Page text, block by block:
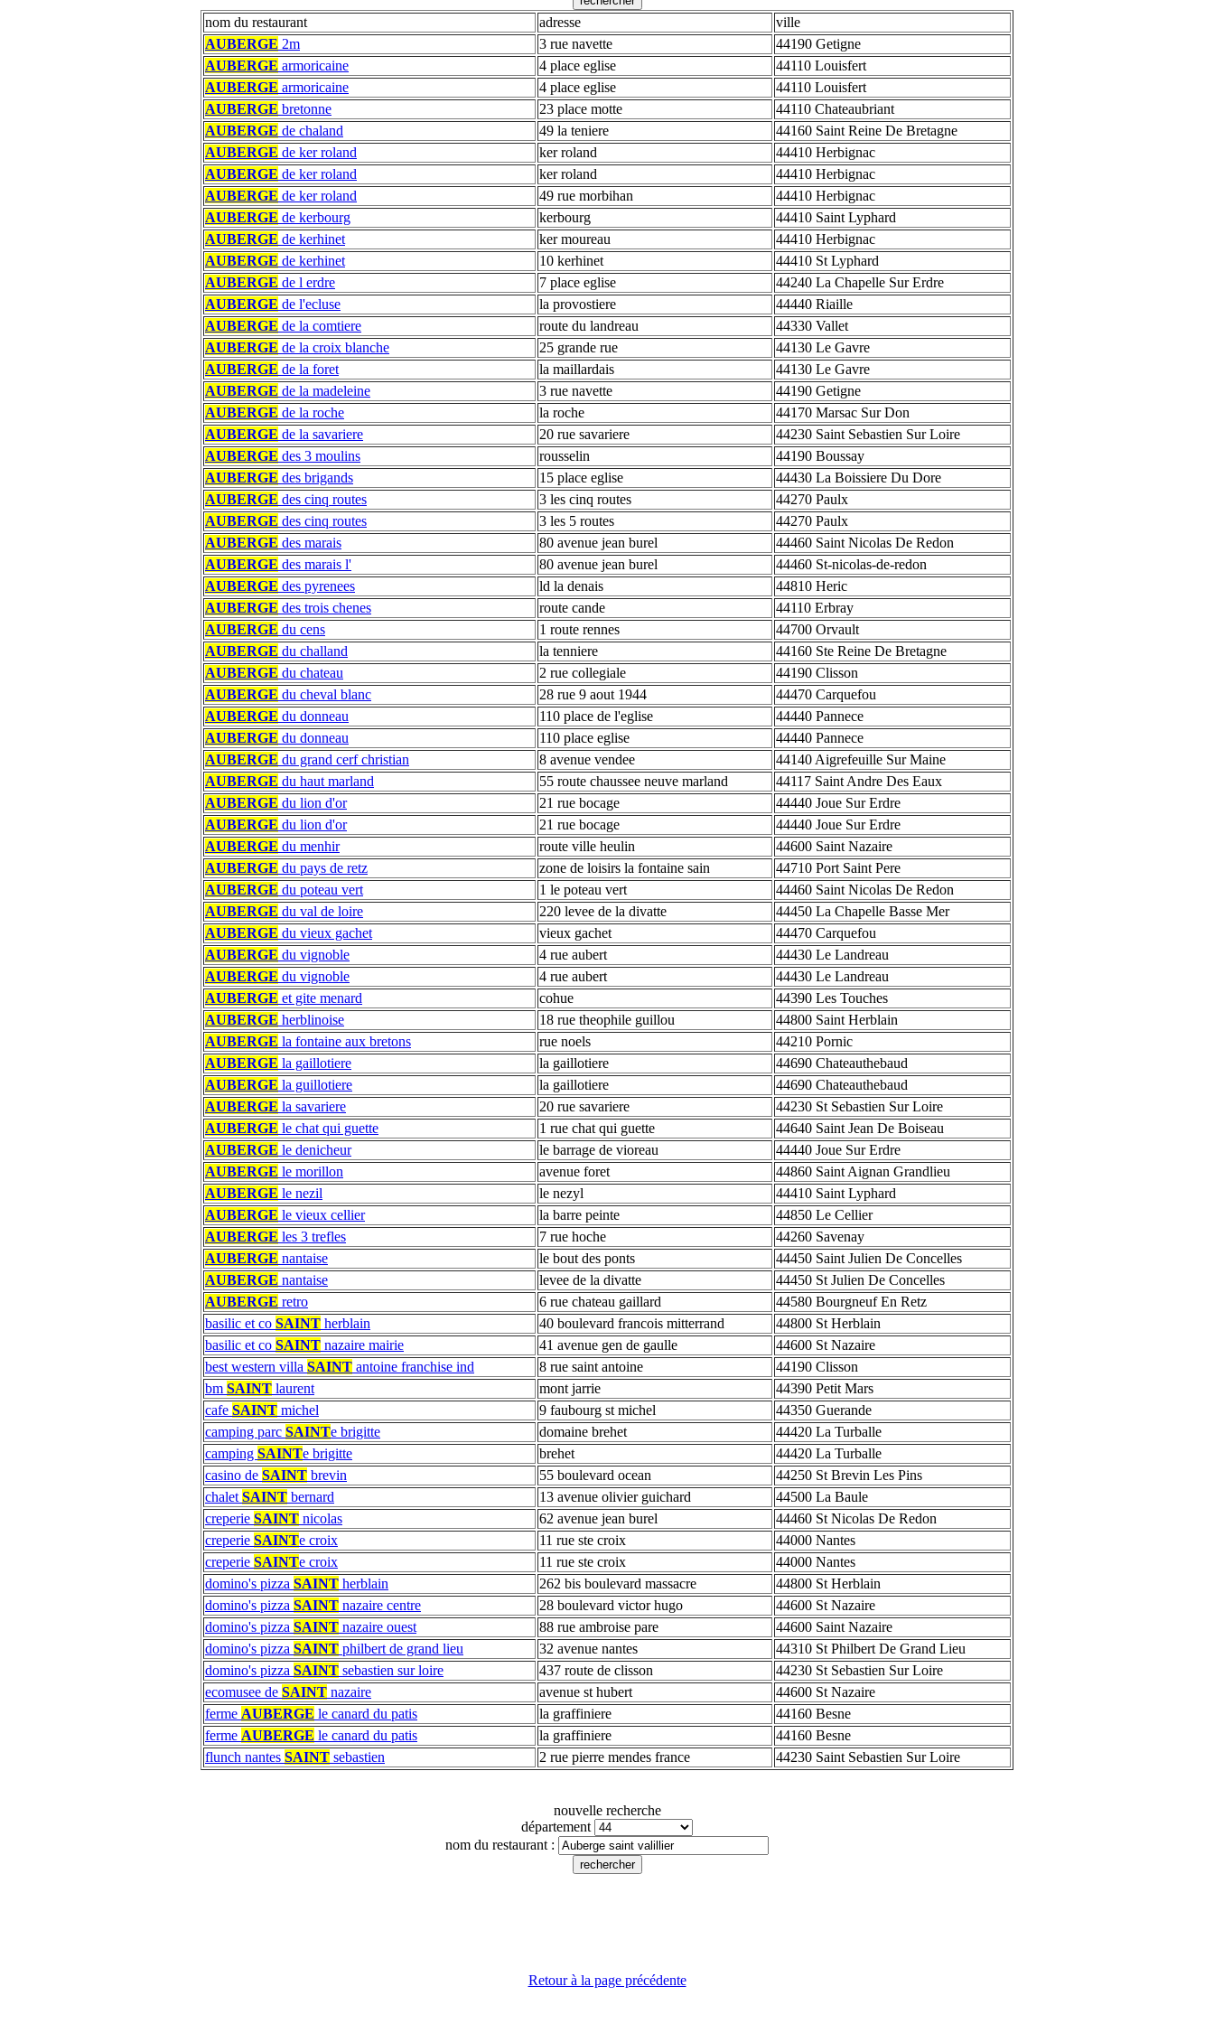
nom du restaurant adresse
ville
AUBERGE 2m 3 rue navette
44190 Getigne
AUBERGE armoricaine 4 place eglise
44110 Louisfert
AUBERGE armoricaine 4 place eglise
44110 Louisfert
AUBERGE bretonne 23 place motte
44110 Chateaubriant
AUBERGE de chaland 49 la teniere
44160 Saint Reine De Bretagne
AUBERGE de ker roland ker roland
44410 Herbignac
AUBERGE de ker roland ker roland
44410 Herbignac
AUBERGE de ker roland 49 rue morbihan
44410 Herbignac
AUBERGE de kerbourg kerbourg
44410 Saint Lyphard
AUBERGE de kerhinet ker moureau
44410 Herbignac
AUBERGE de kerhinet 10 kerhinet
44410 St Lyphard
AUBERGE de l erdre 7 place eglise
44240 La Chapelle Sur Erdre
AUBERGE de l'ecluse la provostiere
44440 Riaille
AUBERGE de la comtiere route du landreau
44330 Vallet
AUBERGE de la croix blanche 25 grande rue
44130 Le Gavre
AUBERGE de la foret la maillardais
44130 Le Gavre
AUBERGE de la madeleine 3 rue navette
44190 Getigne
AUBERGE de la roche la roche
44170 Marsac Sur Don
AUBERGE de la savariere 20 rue savariere
44230 Saint Sebastien Sur Loire
AUBERGE des 3 moulins rousselin
44190 Boussay
AUBERGE des brigands 15 place eglise
44430 La Boissiere Du Dore
AUBERGE des cinq routes 3 les cinq routes
44270 Paulx
AUBERGE des cinq routes 3 les 5 routes
44270 Paulx
AUBERGE des marais 80 avenue jean burel
44460 Saint Nicolas De Redon
AUBERGE des marais l' 80 avenue jean burel
44460 St-nicolas-de-redon
AUBERGE des pyrenees ld la denais
44810 Heric
AUBERGE des trois chenes route cande
44110 Erbray
AUBERGE du cens 1 route rennes
44700 Orvault
AUBERGE du challand la tenniere
44160 Ste Reine De Bretagne
AUBERGE du chateau 2 rue collegiale
44190 Clisson
AUBERGE du cheval blanc 28 rue 9 aout 1944
44470 Carquefou
AUBERGE du donneau 110 place de l'eglise
44440 Pannece
AUBERGE du donneau 110 place eglise
44440 Pannece
AUBERGE du grand cerf christian 8 avenue vendee
44140 Aigrefeuille Sur Maine
AUBERGE du haut marland 55 route chaussee neuve marland
44117 Saint Andre Des Eaux
AUBERGE du lion d'or 21 rue bocage
44440 Joue Sur Erdre
AUBERGE du lion d'or 21 rue bocage
44440 Joue Sur Erdre
AUBERGE du menhir route ville heulin
44600 Saint Nazaire
AUBERGE du pays de retz zone de loisirs la fontaine sain
44710 Port Saint Pere
AUBERGE du poteau vert 1 le poteau vert
44460 Saint Nicolas De Redon
AUBERGE du val de loire 220 levee de la divatte
44450 La Chapelle Basse Mer
AUBERGE du vieux gachet vieux gachet
44470 Carquefou
AUBERGE du vignoble 4 rue aubert
44430 Le Landreau
AUBERGE du vignoble 4 rue aubert
44430 Le Landreau
AUBERGE et gite menard cohue
44390 Les Touches
AUBERGE herblinoise 18 rue theophile guillou
44800 Saint Herblain
AUBERGE la fontaine aux bretons rue noels
44210 Pornic
AUBERGE la gaillotiere la gaillotiere
44690 Chateauthebaud
AUBERGE la guillotiere la gaillotiere
44690 Chateauthebaud
AUBERGE la savariere 20 rue savariere
44230 St Sebastien Sur Loire
AUBERGE le chat qui guette 1 rue chat qui guette
44640 Saint Jean De Boiseau
AUBERGE le denicheur le barrage de vioreau
44440 Joue Sur Erdre
AUBERGE le morillon avenue foret
44860 Saint Aignan Grandlieu
AUBERGE le nezil le nezyl
44410 Saint Lyphard
AUBERGE le vieux cellier la barre peinte
44850 Le Cellier
AUBERGE les 3 trefles 7 rue hoche
44260 Savenay
AUBERGE nantaise le bout des ponts
44450 Saint Julien De Concelles
AUBERGE nantaise levee de la divatte
44450 St Julien De Concelles
AUBERGE retro 6 rue chateau gaillard
44580 Bourgneuf En Retz
basilic et co SAINT herblain 40 boulevard francois mitterrand
44800 St Herblain
basilic et co SAINT nazaire mairie 41 avenue gen de gaulle
44600 St Nazaire
best western villa SAINT antoine franchise ind 8 rue saint antoine
44190 Clisson
bm SAINT laurent mont jarrie
44390 Petit Mars
cafe SAINT michel 9 faubourg st michel
44350 Guerande
camping parc SAINTe brigitte domaine brehet
44420 La Turballe
camping SAINTe brigitte brehet
44420 La Turballe
casino de SAINT brevin 55 boulevard ocean
44250 St Brevin Les Pins
chalet SAINT bernard 13 avenue olivier guichard
44500 La Baule
creperie SAINT nicolas 62 avenue jean burel
44460 St Nicolas De Redon
creperie SAINTe croix 11 rue ste croix
44000 Nantes
creperie SAINTe croix 11 rue ste croix
44000 Nantes
domino's pizza SAINT herblain 262 bis boulevard massacre
44800 St Herblain
domino's pizza SAINT nazaire centre 28 boulevard victor hugo
44600 St Nazaire
domino's pizza SAINT nazaire ouest 88 rue ambroise pare
44600 Saint Nazaire
domino's pizza SAINT philbert de grand lieu 32 avenue nantes
44310 St Philbert De Grand Lieu
domino's pizza SAINT sebastien sur loire 437 route de clisson
44230 St Sebastien Sur Loire
ecomusee de SAINT nazaire avenue st hubert
44600 St Nazaire
ferme AUBERGE le canard du patis la graffiniere
44160 Besne
ferme AUBERGE le canard du patis la graffiniere
44160 Besne
flunch nantes SAINT sebastien 2 rue pierre mendes france 44230 Saint Sebastien Sur Loire
nouvelle recherche
département
nom du restaurant :
Retour à la page précédente